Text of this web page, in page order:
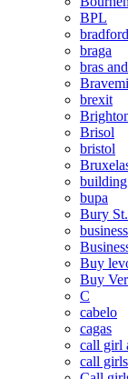
BPL
bradford
braga
bras
brexit
Brisol
bristol
building
bupa
Bury
business
Buy
Buy
C
cabelo
cagas
call girl
call girls